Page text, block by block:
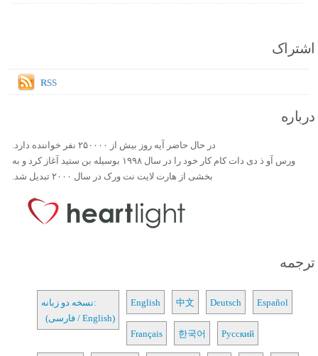
اشتراک
RSS
درباره
در حال حاضر آیه روز بیش از ۲۵۰۰۰۰ نفر خواننده دارد.
ورس آو ذ دی دات کام کار خود را در سال ۱۹۹۸ بوسیله بن ستید آغاز کرد و به
بخشی از هارت لایت نت ورک در سال ۲۰۰۰ تبدیل شد.
ترجمه
نسخه دو زبانه:
(فارسی / English)
English 中文 Deutsch Español
Français 한국어 Русский